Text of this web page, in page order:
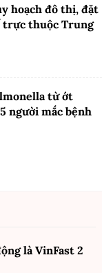
hoạch đô thị, đặt
trực thuộc Trung
từ ớt
người mắc bệnh
là VinFast 2